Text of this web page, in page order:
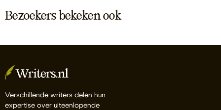
Bezoekers bekeken ook
Verschillende writers delen hun
expertise over uiteenlopende